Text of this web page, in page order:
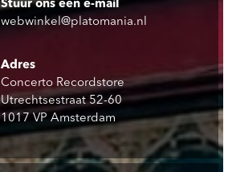
Stuur ons een e-mail
webwinkel@platomania.nl
Adres
Concerto Recordstore
Utrechtsestraat 52-60
1017 VP Amsterdam